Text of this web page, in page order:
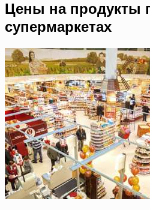
Цены на продукты
супермаркетах